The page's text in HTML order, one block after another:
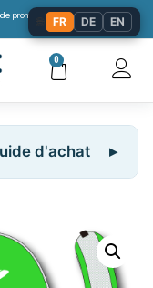
promo:
0
d'achat
FR DE EN